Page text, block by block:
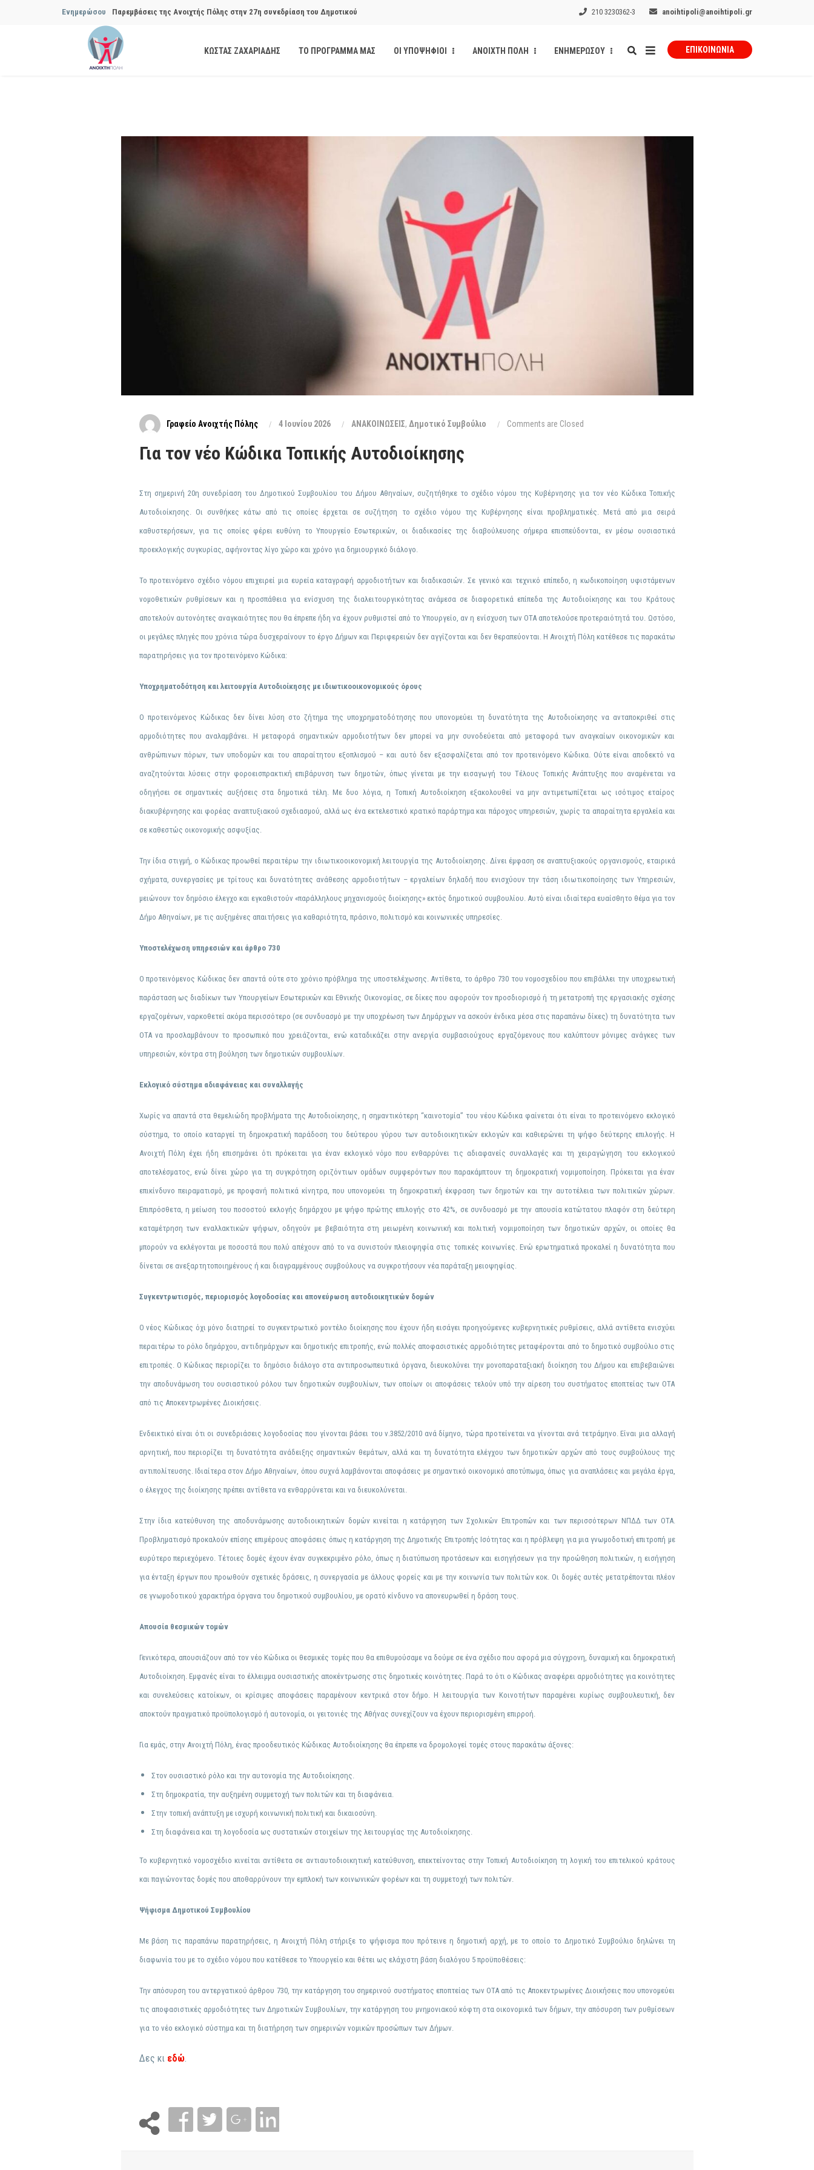
Ενημερώσου Παρεμβάσεις της Ανοιχτής Πόλης στην 29η συνεδρίαση του Δημοτικού
Συμβουλίου του Δήμου…
Να αποδοθούν ευθύνες για το μακροχρόνιο σκάνδαλο των «σπιτιών
210 3230362-3 anoihtipoli@anoihtipoli.gr
ΚΩΣΤΑΣ ΖΑΧΑΡΙΑΔΗΣ ΤΟ ΠΡΟΓΡΑΜΜΑ ΜΑΣ ΟΙ ΥΠΟΨΗΦΙΟΙ ΑΝΟΙΧΤΗ ΠΟΛΗ ΕΝΗΜΕΡΩΣΟΥ ΕΠΙΚΟΙΝΩΝΊΑ
Γραφείο Ανοιχτής Πόλης 4 Ιουνίου 2026 ΑΝΑΚΟΙΝΩΣΕΙΣ, Δημοτικό Συμβούλιο Comments are Closed
Για τον νέο Κώδικα Τοπικής Αυτοδιοίκησης
Στη σημερινή 20η συνεδρίαση του Δημοτικού Συμβουλίου του Δήμου Αθηναίων, συζητήθηκε το σχέδιο νόμου της Κυβέρνησης για τον νέο Κώδικα Τοπικής
Αυτοδιοίκησης. Οι συνθήκες κάτω από τις οποίες έρχεται σε συζήτηση το σχέδιο νόμου της Κυβέρνησης είναι προβληματικές. Μετά από μια σειρά
καθυστερήσεων, για τις οποίες φέρει ευθύνη το Υπουργείο Εσωτερικών, οι διαδικασίες της διαβούλευσης σήμερα επισπεύδονται , εν μέσω ουσιαστικά
προεκλογικής συγκυρίας, αφήνοντας λίγο χώρο και χρόνο για δημιουργικό διάλογο.
Το προτεινόμενο σχέδιο νόμου επιχειρεί μια ευρεία καταγραφή αρμοδιοτήτων και διαδικασιών. Σε γενικό και τεχνικό επίπεδο, η κωδικοποίηση υφιστάμενων
νομοθετικών ρυθμίσεων και η προσπάθεια για ενίσχυση της διαλειτουργικότητας ανάμεσα σε διαφορετικά επίπεδα της Αυτοδιοίκησης και του Κράτους
αποτελούν αυτονόητες αναγκαιότητες που θα έπρεπε ήδη να έχουν ρυθμιστεί από το Υπουργείο, αν η ενίσχυση των ΟΤΑ αποτελούσε προτεραιότητά του . Ωστόσο,
οι μεγάλες πληγές που χρόνια τώρα δυσχεραίνουν το έργο Δήμων και Περιφερειών δεν αγγίζονται και δεν θεραπεύονται. Η Ανοιχτή Πόλη κατέθεσε τις παρακάτω
παρατηρήσεις για τον προτεινόμενο Κώδικα:
Υποχρηματοδότηση και λειτουργία Αυτοδιοίκησης με ιδιωτικοοικονομικούς όρους
Ο προτεινόμενος Κώδικας δεν δίνει λύση στο ζήτημα της υποχρηματοδότησης που υπονομεύει τη δυνατότητα της Αυτοδιοίκησης να ανταποκριθεί στις
αρμοδιότητες που αναλαμβάνει. Η μεταφορά σημαντικών αρμοδιοτήτων δεν μπορεί να μην συνοδεύεται από μεταφορά των αναγκαίων οικονομικών και
ανθρώπινων πόρων, των υποδομών και του απαραίτητου εξοπλισμού – και αυτό δεν εξασφαλίζεται από τον προτεινόμενο Κώδικα. Ούτε είναι αποδεκτό να
αναζητούνται λύσεις στην φοροεισπρακτική επιβάρυνση των δημοτών , όπως γίνεται με την εισαγωγή του Τέλους Τοπικής Ανάπτυξης που αναμένεται να
οδηγήσει σε σημαντικές αυξήσεις στα δημοτικά τέλη. Με δυο λόγια, η Τοπική Αυτοδιοίκηση εξακολουθεί να μην αντιμετωπίζεται ως ισότιμος εταίρος
διακυβέρνησης και φορέας αναπτυξιακού σχεδιασμού, αλλά ως ένα εκτελεστικό κρατικό παράρτημα και πάροχος υπηρεσιών, χωρίς τα απαραίτητα εργαλεία και
σε καθεστώς οικονομικής ασφυξίας.
Την ίδια στιγμή, ο Κώδικας προωθεί περαιτέρω την ιδιωτικοοικονομική λειτουργία της Αυτοδιοίκησης. Δίνει έμφαση σε αναπτυξιακούς οργανισμούς, εταιρικά
σχήματα, συνεργασίες με τρίτους και δυνατότητες ανάθεσης αρμοδιοτήτων – εργαλείων δηλαδή που ενισχύουν την τάση ιδιωτικοποίησης των Υπηρεσιών,
μειώνουν τον δημόσιο έλεγχο και εγκαθιστούν «παράλληλους μηχανισμούς διοίκησης» εκτός δημοτικού συμβουλίου. Αυτό είναι ιδιαίτερα ευαίσθητο θέμα για τον
Δήμο Αθηναίων, με τις αυξημένες απαιτήσεις για καθαριότητα, πράσινο, πολιτισμό και κοινωνικές υπηρεσίες.
Υποστελέχωση υπηρεσιών και άρθρο 730
Ο προτεινόμενος Κώδικας δεν απαντά ούτε στο χρόνιο πρόβλημα της υποστελέχωσης . Αντίθετα, το άρθρο 730του νομοσχεδίου που επιβάλλει την υποχρεωτική
παράσταση ως διαδίκων των Υπουργείων Εσωτερικών και Εθνικής Οικονομίας, σε δίκες που αφορούν τον προσδιορισμό ή τη μετατροπή της εργασιακής σχέσης
εργαζομένων, ναρκοθετεί ακόμα περισσότερο (σε συνδυασμό με την υποχρέωση των Δημάρχων να ασκούν ένδικα μέσα στις παραπάνω δίκες) τη δυνατότητα των
ΟΤΑ να προσλαμβάνουν το προσωπικό που χρειάζονται, ενώ καταδικάζει στην ανεργία συμβασιούχους εργαζόμενους που καλύπτουν μόνιμες ανάγκες των
υπηρεσιών, κόντρα στη βούληση των δημοτικών συμβουλίων.
Εκλογικό σύστημα αδιαφάνειας και συναλλαγής
Χωρίς να απαντά στα θεμελιώδη προβλήματα της Αυτοδιοίκησης, η σημαντικότερη “καινοτομία” του νέου Κώδικα φαίνεται ότι είναι το προτεινόμενο εκλογικό
σύστημα , το οποίο καταργεί τη δημοκρατική παράδοση του δεύτερου γύρου των αυτοδιοικητικών εκλογών και καθιερώνει τη ψήφο δεύτερης επιλογής. Η
Ανοιχτή Πόλη έχει ήδη επισημάνει ότι πρόκειται για έναν εκλογικό νόμο που ενθαρρύνει τις αδιαφανείς συναλλαγές και τη χειραγώγηση του εκλογικού
αποτελέσματος , ενώ δίνει χώρο για τη συγκρότηση οριζόντιων ομάδων συμφερόντων που παρακάμπτουν τη δημοκρατική νομιμοποίηση. Πρόκειται για έναν
επικίνδυνο πειραματισμό, με προφανή πολιτικά κίνητρα, που υπονομεύει τη δημοκρατική έκφραση των δημοτών και την αυτοτέλεια των πολιτικών χώρων.
Επιπρόσθετα, η μείωση του ποσοστού εκλογής δημάρχου με ψήφο πρώτης επιλογής στο 42%, σε συνδυασμό με την απουσία κατώτατου πλαφόν στη δεύτερη
καταμέτρηση των εναλλακτικών ψήφων, οδηγούν με βεβαιότητα στη μειωμένη κοινωνική και πολιτική νομιμοποίηση των δημοτικών αρχών, οι οποίες θα
μπορούν να εκλέγονται με ποσοστά που πολύ απέχουν από το να συνιστούν πλειοψηφία στις τοπικές κοινωνίες . Ενώ ερωτηματικά προκαλεί η δυνατότητα που
δίνεται σε ανεξαρτητοποιημένους ή και διαγραμμένους συμβούλους να συγκροτήσουν νέα παράταξη μειοψηφίας.
Συγκεντρωτισμός, περιορισμός λογοδοσίας και απονεύρωση αυτοδιοικητικών δομών
O νέος Κώδικας όχι μόνο διατηρεί το συγκεντρωτικό μοντέλο διοίκησης που έχουν ήδη εισάγει προηγούμενες κυβερνητικές ρυθμίσεις, αλλά αντίθετα ενισχύει
περαιτέρω το ρόλο δημάρχου, αντιδημάρχων και δημοτικής επιτροπής, ενώ πολλές αποφασιστικές αρμοδιότητες μεταφέρονται από το δημοτικό συμβούλιο στις
επιτροπές . Ο Κώδικας περιορίζει το δημόσιο διάλογο στα αντιπροσωπευτικά όργανα, διευκολύνει την μονοπαραταξιακή διοίκηση του Δήμου και επιβεβαιώνει
την αποδυνάμωση του ουσιαστικού ρόλου των δημοτικών συμβουλίων, των οποίων οι αποφάσεις τελούν υπό την αίρεση του συστήματος εποπτείας των ΟΤΑ
από τις Αποκεντρωμένες Διοικήσεις.
Ενδεικτικό είναι ότι οι συνεδριάσειςλογοδοσίας που γίνονται βάσει του ν.3852/2010 ανά δίμηνο, τώρα προτείνεται να γίνονται ανά τετράμηνο. Είναι μια αλλαγή
αρνητική, που περιορίζει τη δυνατότητα ανάδειξης σημαντικών θεμάτων, αλλά και τη δυνατότητα ελέγχου των δημοτικών αρχών από τους συμβούλους της
αντιπολίτευσης. Ιδιαίτερα στον Δήμο Αθηναίων, όπου συχνά λαμβάνονται αποφάσεις με σημαντικό οικονομικό αποτύπωμα, όπως για αναπλάσεις και μεγάλα έργα,
ο έλεγχος της διοίκησης πρέπει αντίθετα να ενθαρρύνεται και να διευκολύνεται.
Στην ίδια κατεύθυνση της αποδυνάμωσης αυτοδιοικητικών δομών κινείται η κατάργηση των Σχολικών Επιτροπών και των περισσότερων ΝΠΔΔ των ΟΤΑ.
Προβληματισμό προκαλούν επίσης επιμέρους αποφάσεις όπως η κατάργηση τηςΔημοτικής Επιτροπής Ισότητας και η πρόβλεψη για μια γνωμοδοτική επιτροπή με
ευρύτερο περιεχόμενο. Τέτοιες δομές έχουν έναν συγκεκριμένο ρόλο, όπως η διατύπωση προτάσεων και εισηγήσεων για την προώθηση πολιτικών, η εισήγηση
για ένταξη έργων που προωθούν σχετικές δράσεις, η συνεργασία με άλλους φορείς και με την κοινωνία των πολιτών κοκ. Οι δομές αυτές μετατρέπονται πλέον
σε γνωμοδοτικού χαρακτήρα όργανα του δημοτικού συμβουλίου, με ορατό κίνδυνο να απονευρωθεί η δράση τους.
Απουσία θεσμικών τομών
Γενικότερα, απουσιάζουν από τον νέο Κώδικα οι θεσμικές τομές που θα επιθυμούσαμε να δούμε σε ένα σχέδιο που αφορά μια σύγχρονη, δυναμική και δημοκρατική
Αυτοδιοίκηση. Εμφανές είναι το έλλειμμα ουσιαστικής αποκέντρωσης στις δημοτικές κοινότητες. Παρά το ότι ο Κώδικας αναφέρει αρμοδιότητες για κοινότητες
και συνελεύσεις κατοίκων, οι κρίσιμες αποφάσεις παραμένουν κεντρικά στον δήμο. Η λειτουργία των Κοινοτήτων παραμένει κυρίως συμβουλευτική, δεν
αποκτούν πραγματικό προϋπολογισμό ή αυτονομία, οι γειτονιές της Αθήνας συνεχίζουν να έχουν περιορισμένη επιρροή.
Για εμάς, στην Ανοιχτή Πόλη, ένας προοδευτικός Κώδικας Αυτοδιοίκησης θα έπρεπε να δρομολογεί τομές στους παρακάτω άξονες:
Στον ουσιαστικό ρόλο και την αυτονομία της Αυτοδιοίκησης.
Στη δημοκρατία, την αυξημένη συμμετοχή των πολιτών και τη διαφάνεια.
Στην τοπική ανάπτυξη με ισχυρή κοινωνική πολιτική και δικαιοσύνη.
Στη διαφάνεια και τη λογοδοσία ως συστατικών στοιχείων της λειτουργίας της Αυτοδιοίκησης.
Το κυβερνητικό νομοσχέδιο κινείται αντίθετα σε αντιαυτοδιοικητική κατεύθυνση, επεκτείνοντας στην Τοπική Αυτοδιοίκηση τη λογική του επιτελικού κράτους
και παγιώνοντας δομές που αποθαρρύνουν την εμπλοκή των κοινωνικών φορέων και τη συμμετοχή των πολιτών.
Ψήφισμα Δημοτικού Συμβουλίου
Με βάση τις παραπάνω παρατηρήσεις, η Ανοιχτή Πόλη στήριξε το ψήφισμα που πρότεινε η δημοτική αρχή, με το οποίο το Δημοτικό Συμβούλιο δηλώνει τη
διαφωνία του με το σχέδιο νόμου που κατέθεσε το Υπουργείο και θέτει ως ελάχιστη βάση διαλόγου 5 προϋποθέσεις:
Την απόσυρση του αντεργατικού άρθρου 730, την κατάργηση του σημερινού συστήματος εποπτείας των ΟΤΑ από τις Αποκεντρωμένες Διοικήσεις που υπονομεύει
τις αποφασιστικές αρμοδιότητες των Δημοτικών Συμβουλίων, την κατάργηση του μνημονιακού κόφτη στα οικονομικά των δήμων, την απόσυρση των ρυθμίσεων
για το νέο εκλογικό σύστημα και τη διατήρηση των σημερινών νομικών προσώπων των Δήμων.
Δες κι εδώ.